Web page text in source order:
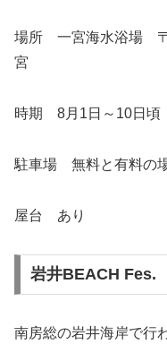
場所 一宮海水浴場 〒
宮
時期 8月1日～10日頃
駐車場 無料と有料の
屋台 あり
岩井BEACH Fes.
南房総の岩井海岸で行